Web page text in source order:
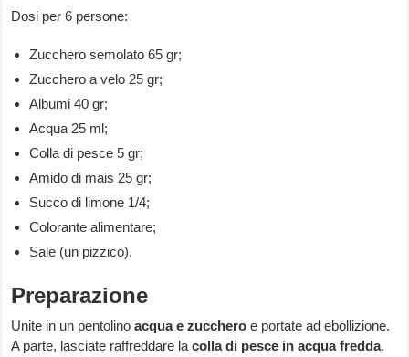
Dosi per 6 persone:
Zucchero semolato 65 gr;
Zucchero a velo 25 gr;
Albumi 40 gr;
Acqua 25 ml;
Colla di pesce 5 gr;
Amido di mais 25 gr;
Succo di limone 1/4;
Colorante alimentare;
Sale (un pizzico).
Preparazione
Unite in un pentolinoacqua e zucchero e portate ad ebollizione.
A parte, lasciate raffreddare lacolla di pesce in acqua fredda.